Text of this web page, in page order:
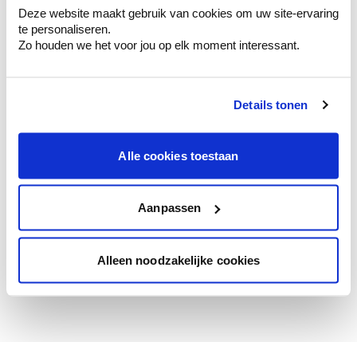
Deze website maakt gebruik van cookies om uw site-ervaring
te personaliseren.
Zo houden we het voor jou op elk moment interessant.
Details tonen
Alle cookies toestaan
Aanpassen
Alleen noodzakelijke cookies
Obtenez des conseils personnalisés sur la
combinaison de couleurs.
Conseil couleur à domicile
en couleur.
l'éclairage et de votre mobilier.
Obtenez un contrôle technologique de vos